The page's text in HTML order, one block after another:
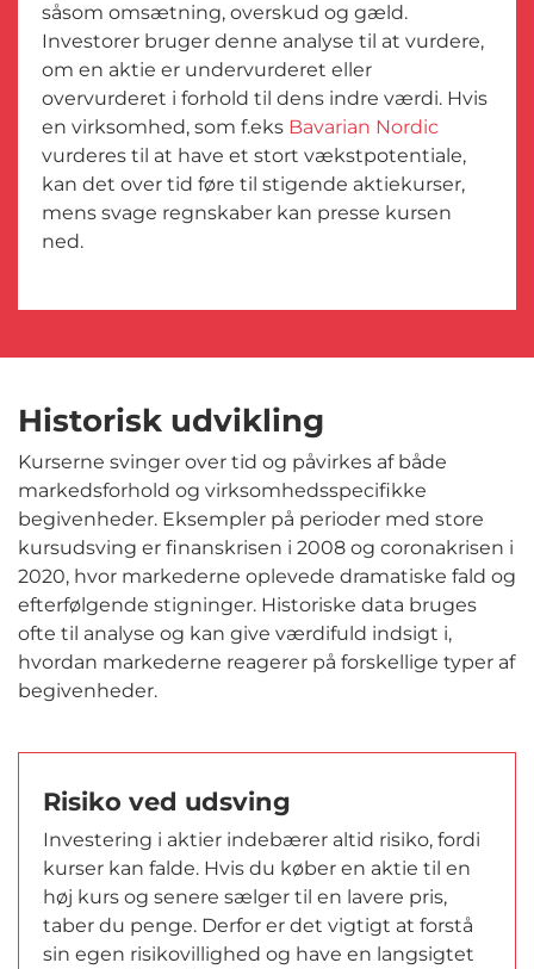
såsom omsætning, overskud og gæld.
Investorer bruger denne analyse til at vurdere,
om en aktie er undervurderet eller
overvurderet i forhold til dens indre værdi. Hvis
en virksomhed, som f.eks Bavarian Nordic
vurderes til at have et stort vækstpotentiale,
kan det over tid føre til stigende aktiekurser,
mens svage regnskaber kan presse kursen
ned.
Historisk udvikling
Kurserne svinger over tid og påvirkes af både
markedsforhold og virksomhedsspecifikke
begivenheder. Eksempler på perioder med store
kursudsving er finanskrisen i 2008 og coronakrisen i
2020, hvor markederne oplevede dramatiske fald og
efterfølgende stigninger. Historiske data bruges
ofte til analyse og kan give værdifuld indsigt i,
hvordan markederne reagerer på forskellige typer af
begivenheder.
Risiko ved udsving
Investering i aktier indebærer altid risiko, fordi
kurser kan falde. Hvis du køber en aktie til en
høj kurs og senere sælger til en lavere pris,
taber du penge. Derfor er det vigtigt at forstå
sin egen risikovillighed og have en langsigtet